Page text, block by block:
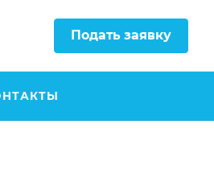
Подать заявку